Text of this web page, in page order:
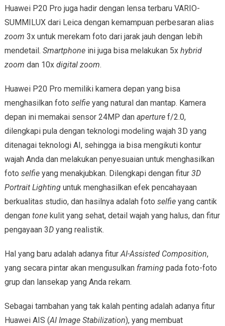
Huawei P20 Pro juga hadir dengan lensa terbaru VARIO-
SUMMILUX dari Leica dengan kemampuan perbesaran alias
zoom 3x untuk merekam foto dari jarak jauh dengan lebih
mendetail. Smartphoneini juga bisa melakukan 5xhybrid
zoom dan 10x digital zoom.
Huawei P20 Pro memiliki kamera depan yang bisa
menghasilkan foto selfie yang natural dan mantap. Kamera
depan ini memakai sensor 24MP dan aperturef/2.0,
dilengkapi pula dengan teknologi modeling wajah 3D yang
ditenagai teknologi AI, sehingga ia bisa mengikuti kontur
wajah Anda dan melakukan penyesuaian untuk menghasilkan
foto selfieyang menakjubkan. Dilengkapi dengan fitur 3D
Portrait Lightinguntuk menghasilkan efek pencahayaan
berkualitas studio, dan hasilnya adalah foto selfieyang cantik
dengan tonekulit yang sehat, detail wajah yang halus, dan fitur
pengayaan 3D yang realistik.
Hal yang baru adalah adanya fiturAI-Assisted Composition,
yang secara pintar akan mengusulkan framingpada foto-foto
grup dan lansekap yang Anda rekam.
Sebagai tambahan yang tak kalah penting adalah adanya fitur
Huawei AIS (AI Image Stabilization), yang membuat